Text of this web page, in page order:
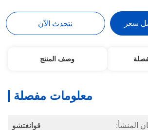
سعر نتحدث الآن
وصف المنتج
معلومات مفصلة
المنشأ: قوانغتشو